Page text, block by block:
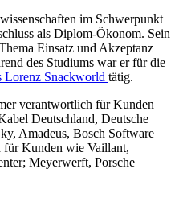
im Schwerpunkt
als Diplom-Ökonom. Sein
Einsatz und Akzeptanz
des Studiums war er für die
Lorenz Snackworld tätig.
verantwortlich für Kunden
Deutschland, Deutsche
Amadeus, Bosch Software
für Kunden wie Vaillant,
Meyerwerft, Porsche